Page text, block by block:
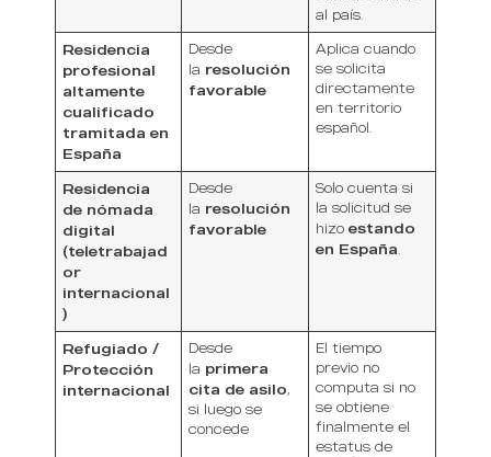
al país.
Residencia
profesional
altamente
cualificado
tramitada en
España
Desde
la resolución
favorable
Aplica cuando
se solicita
directamente
en territorio
español.
Residencia
de nómada
digital
(teletrabajad
or
internacional
)
Desde
la resolución
favorable
Solo cuenta si
la solicitud se
hizoestando
en España.
Refugiado /
Protección
internacional
Desde
la primera
cita de asilo,
si luego se
concede
El tiempo
previo no
computa si no
se obtiene
finalmente el
estatus de